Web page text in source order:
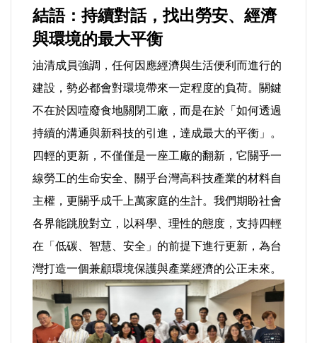
結語：持續對話，找出勞安、經濟
與環境的最大平衡
油清成員強調，任何因應經濟與生活便利而進行的
建設，勢必都會對環境帶來一定程度的負荷。關鍵
不在於因噎廢食地關閉工廠，而是在於「如何透過
持續的溝通與新科技的引進，達成最大的平衡」。
四輕的更新，不僅僅是一座工廠的翻新，它關乎一
線勞工的生命安全、關乎台灣高科技產業的材料自
主權，更關乎成千上萬家庭的生計。我們期盼社會
各界能跳脫對立，以科學、理性的態度，支持四輕
在「低碳、智慧、安全」的前提下進行更新，為台
灣打造一個兼顧環境保護與產業經濟的公正未來。